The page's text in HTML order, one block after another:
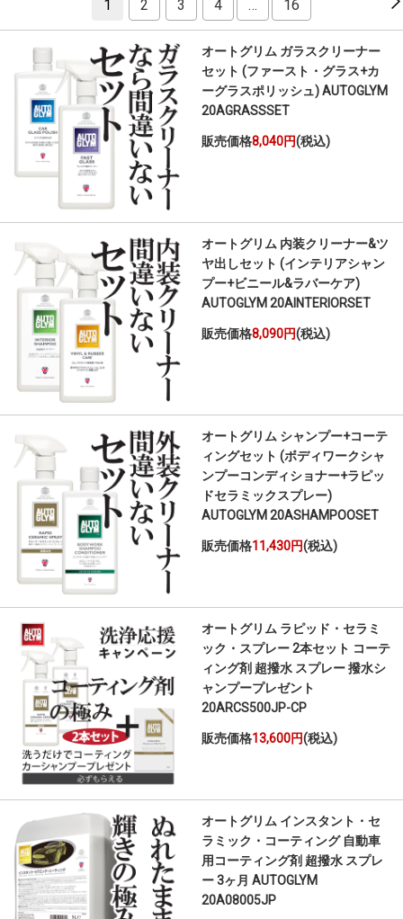
1 2 3 4 … 16
オートグリム ガラスクリーナー
セット (ファースト・グラス+カ
ーグラスポリッシュ) AUTOGLYM
20AGRASSSET
販売価格8,040円(税込)
オートグリム 内装クリーナー&ツ
ヤ出しセット (インテリアシャン
プー+ビニール&ラバーケア)
AUTOGLYM 20AINTERIORSET
販売価格8,090円(税込)
オートグリム シャンプー+コーテ
ィングセット (ボディワークシャ
ンプーコンディショナー+ラピッ
ドセラミックスプレー)
AUTOGLYM 20ASHAMPOOSET
販売価格11,430円(税込)
オートグリム ラピッド・セラミ
ック・スプレー 2本セット コーテ
ィング剤 超撥水 スプレー 撥水シ
ャンプープレゼント
20ARCS500JP-CP
販売価格13,600円(税込)
オートグリム インスタント・セ
ラミック・コーティング 自動車
用コーティング剤 超撥水 スプレ
ー 3ヶ月 AUTOGLYM
20A08005JP